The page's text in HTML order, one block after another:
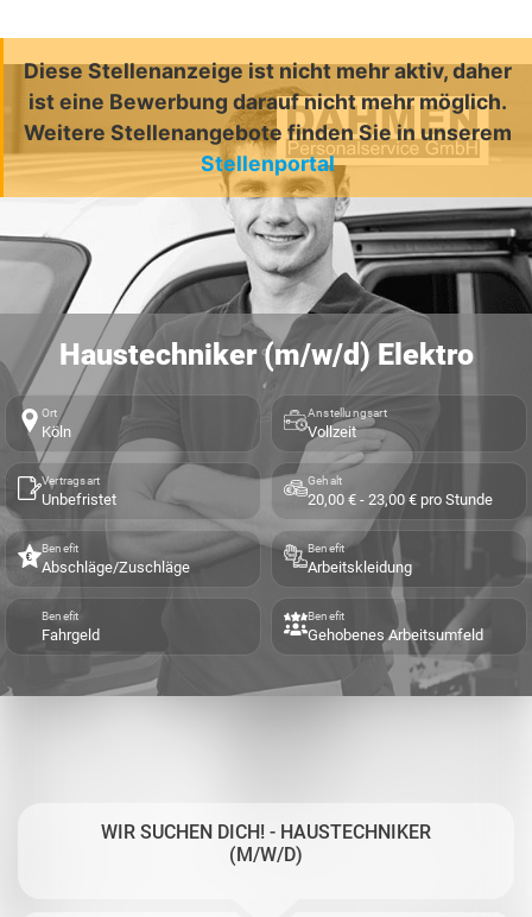
Diese Stellenanzeige ist nicht mehr aktiv, daher
ist eine Bewerbung darauf nicht mehr möglich.
Weitere Stellenangebote finden Sie in unserem
Stellenportal
Haustechniker (m/w/d) Elektro
Ort
Köln
Anstellungsart
Vollzeit
Vertragsart
Unbefristet
Gehalt
20,00 € - 23,00 € pro Stunde
Benefit
Abschläge/Zuschläge
Benefit
Arbeitskleidung
Benefit
Fahrgeld
Benefit
Gehobenes Arbeitsumfeld
WIR SUCHEN DICH! - HAUSTECHNIKER
(M/W/D)